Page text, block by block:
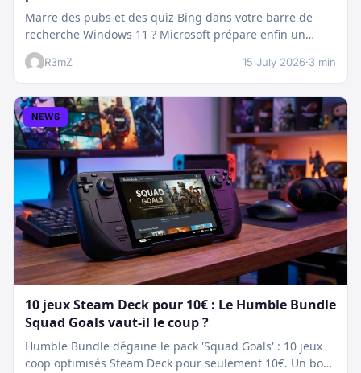
Marre des pubs et des quiz Bing dans votre barre de
recherche Windows 11 ? Microsoft prépare enfin un
nettoyage…
R3mZ 15 July 2026·3 min
NEWS
10 jeux Steam Deck pour 10€ : Le Humble Bundle
Squad Goals vaut-il le coup ?
Humble Bundle dégaine le pack 'Squad Goals' : 10 jeux
coop optimisés Steam Deck pour seulement 10€. Un bon